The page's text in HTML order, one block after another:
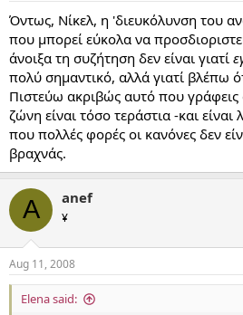
Όντως, Νίκελ, η 'διευκόλυνση του
που μπορεί εύκολα να
άνοιξα τη συζήτηση δεν είναι γιατί
πολύ σημαντικό, αλλά γιατί βλέπω
Πιστεύω ακριβώς αυτό που γράφεις
ζώνη είναι τόσο τεράστια -και είναι
που πολλές φορές οι κανόνες δεν
βραχνάς.
A anef
¥
Aug 11, 2008
Elena said: